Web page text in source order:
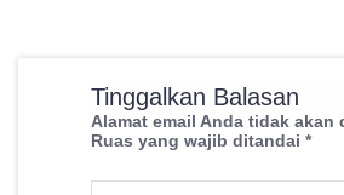
Tinggalkan Balasan
Alamat email Anda tidak akan
Ruas yang wajib ditandai *